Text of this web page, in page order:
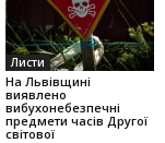
Листи
На Львівщині
виявлено
вибухонебезпечні
предмети часів Другої
світової